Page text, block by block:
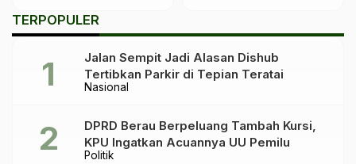
TERPOPULER
Nasional
Jalan Sempit Jadi Alasan Dishub
Tertibkan Parkir di Tepian Teratai
Politik
DPRD Berau Berpeluang Tambah Kursi,
KPU Ingatkan Acuannya UU Pemilu